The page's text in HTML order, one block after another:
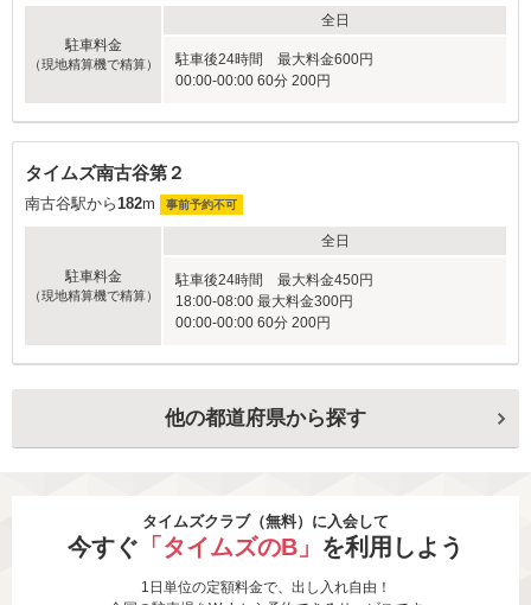
駐車料金
（現地精算機で精算）
全日
駐車後24時間 最大料金600円
00:00-00:00 60分 200円
タイムズ南古谷第２
南古谷駅から182m 事前予約不可
駐車料金
（現地精算機で精算）
全日
駐車後24時間 最大料金450円
18:00-08:00 最大料金300円
00:00-00:00 60分 200円
他の都道府県から探す
タイムズクラブ（無料）に入会して
今すぐ 「タイムズのB」 を利用しよう
1日単位の定額料金で、出し入れ自由！